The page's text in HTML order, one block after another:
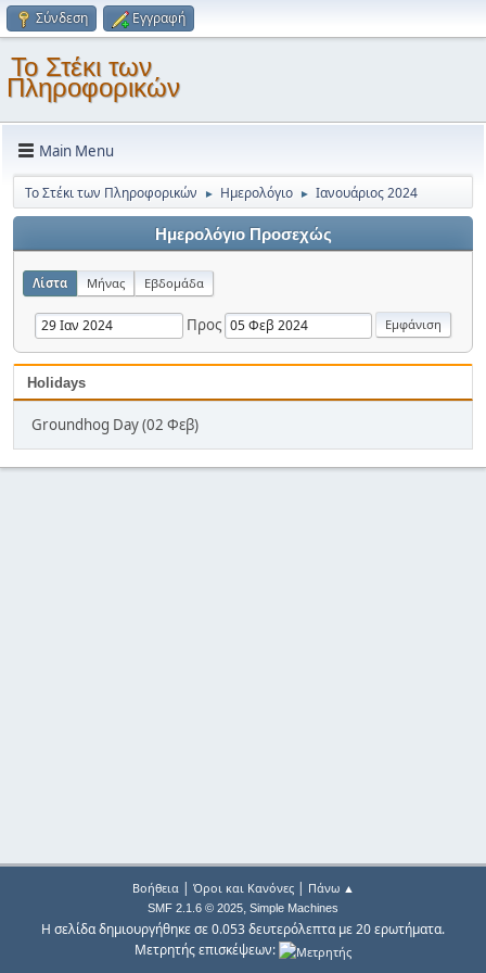
Σύνδεση Εγγραφή
Το Στέκι των
Πληροφορικών
Main Menu
Το Στέκι των Πληροφορικών ► Ημερολόγιο ► Ιανουάριος 2024
Ημερολόγιο Προσεχώς
Λίστα Μήνας Εβδομάδα
Προς
Holidays
Groundhog Day (02 Φεβ)
Βοήθεια| Όροι και Κανόνες| Πάνω ▲
SMF 2.1.6 © 2025, Simple Machines
Η σελίδα δημιουργήθηκε σε 0.053 δευτερόλεπτα με 20 ερωτήματα.
Μετρητής επισκέψεων: